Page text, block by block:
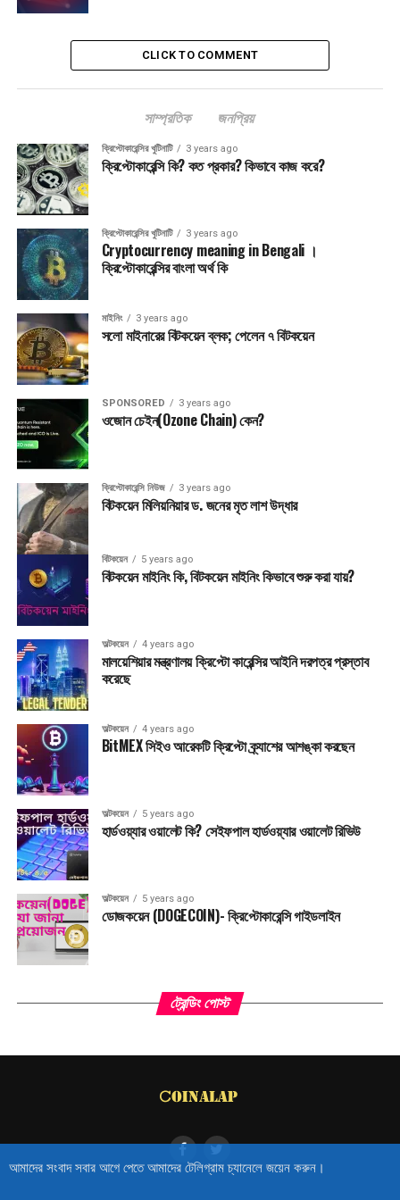
CLICK TO COMMENT
সাম্প্রতিক জনপ্রিয়
ক্রিপ্টোকারেন্সির খুটিনাটি 3 years ago
ক্রিপ্টোকারেন্সি কি? কত প্রকার? কিভাবে কাজ করে?
ক্রিপ্টোকারেন্সির খুটিনাটি 3 years ago
Cryptocurrency meaning in Bengali ।
ক্রিপ্টোকারেন্সির বাংলা অর্থ কি
মাইনিং 3 years ago
সলো মাইনারের বিটকয়েন ব্লক; পেলেন ৭ বিটকয়েন
SPONSORED 3 years ago
ওজোন চেইন(Ozone Chain) কেন?
ক্রিপ্টোকারেন্সি নিউজ 3 years ago
বিটকয়েন মিলিয়নিয়ার ড. জনের মৃত লাশ উদ্ধার
বিটকয়েন 5 years ago
বিটকয়েন মাইনিং কি, বিটকয়েন মাইনিং কিভাবে শুরু করা যায়?
অল্টকয়েন 4 years ago
মালয়েশিয়ার মন্ত্রণালয় ক্রিপ্টো কারেন্সির আইনি দরপত্র প্রস্তাব
করেছে
অল্টকয়েন 4 years ago
BitMEX সিইও আরেকটি ক্রিপ্টো ক্র্যাশের আশঙ্কা করছেন
অল্টকয়েন 5 years ago
হার্ডওয়্যার ওয়ালেট কি? সেইফপাল হার্ডওয়্যার ওয়ালেট রিভিউ
অল্টকয়েন 5 years ago
ডোজকয়েন (DOGECOIN)- ক্রিপ্টোকারেন্সি গাইডলাইন
ট্রেন্ডিং পোস্ট
আমাদের সংবাদ সবার আগে পেতে আমাদের টেলিগ্রাম চ্যানেলে জয়েন করুন।